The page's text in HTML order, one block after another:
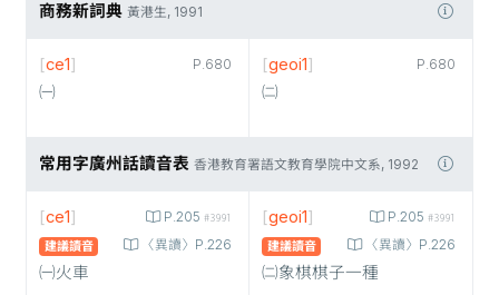
商務新詞典 黃港生, 1991
P.680
[ce1]
㈠
P.680
[geoi1]
㈡
常用字廣州話讀音表 香港教育署語文教育學院中文系, 1992
P.205 #3991
〈異讀〉P.226
[ce1]
建議讀音
㈠火車
P.205 #3991
〈異讀〉P.226
[geoi1]
建議讀音
㈡象棋棋子一種